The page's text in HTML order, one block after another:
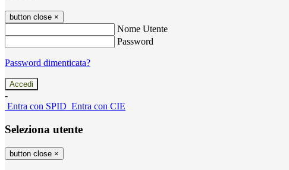
button close ×
Nome Utente
Password
Password dimenticata?
-
Entra con SPID Entra con CIE
Seleziona utente
button close ×